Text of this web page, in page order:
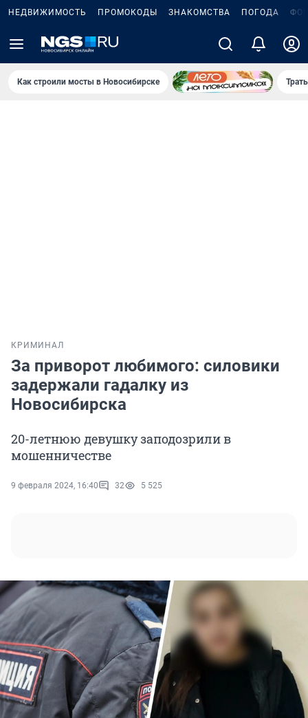
НЕДВИЖИМОСТЬ ПРОМОКОДЫ ЗНАКОМСТВА ПОГОДА
Как строили мосты в Новосибирске
КРИМИНАЛ
За приворот любимого: силовики
задержали гадалку из
Новосибирска
20-летнюю девушку заподозрили в
мошенничестве
9 февраля 2024, 16:40 32 5 525